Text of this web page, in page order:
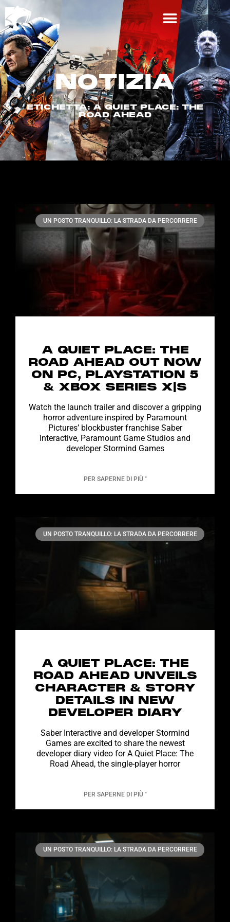
NOTIZIA
ETICHETTA: A QUIET PLACE: THE
ROAD AHEAD
UN POSTO TRANQUILLO: LA STRADA DA PERCORRERE
A QUIET PLACE: THE
ROAD AHEAD OUT NOW
ON PC, PLAYSTATION 5
& XBOX SERIES X|S
Watch the launch trailer and discover a gripping
horror adventure inspired by Paramount
Pictures’ blockbuster franchise Saber
Interactive, Paramount Game Studios and
developer Stormind Games
PER SAPERNE DI PIÙ "
UN POSTO TRANQUILLO: LA STRADA DA PERCORRERE
A QUIET PLACE: THE
ROAD AHEAD UNVEILS
CHARACTER & STORY
DETAILS IN NEW
DEVELOPER DIARY
Saber Interactive and developer Stormind
Games are excited to share the newest
developer diary video for A Quiet Place: The
Road Ahead, the single-player horror
PER SAPERNE DI PIÙ "
UN POSTO TRANQUILLO: LA STRADA DA PERCORRERE